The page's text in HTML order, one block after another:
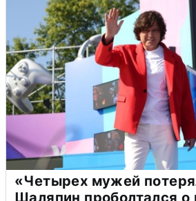
«Четырех мужей
Шаляпин проболтался о